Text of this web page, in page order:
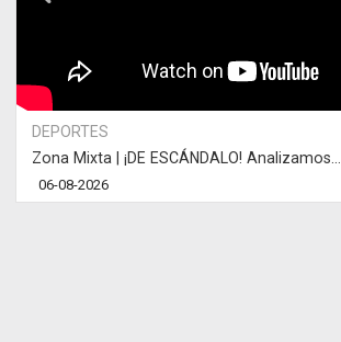
DEPORTES
Zona Mixta | ¡DE ESCÁNDALO! Analizamos...
06-08-2026